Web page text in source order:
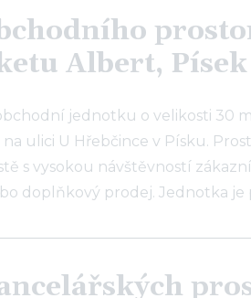
Albert, Písek
jednotku o velikosti 30
ulici U Hřebčince v Písku.
s vysokou návštěvností
doplňkový prodej. Jednotka je